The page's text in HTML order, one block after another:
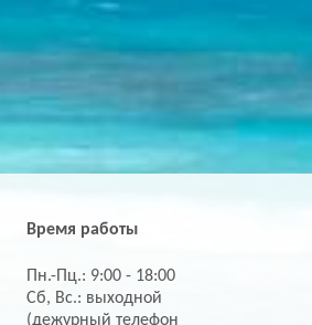
Время работы
Пн.-Пц.: 9:00 - 18:00
Сб, Вс.: выходной
(дежурный телефон